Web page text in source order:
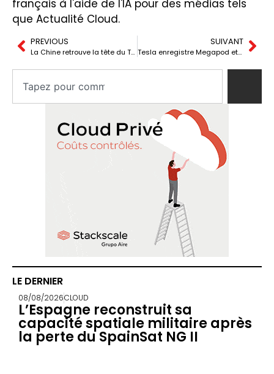
français à l'aide de l'IA pour des médias tels
que Actualité Cloud.
PREVIOUS
La Chine retrouve la tête du TOP500 avec LineShine — et l’IA, c’est une autre histoire
SUIVANT
Tesla enregistre Megapod et vise le secteur modulaire des centres de données pour l’IA
LE DERNIER
08/08/2026CLOUD
L’Espagne reconstruit sa
capacité spatiale militaire après
la perte du SpainSat NG II